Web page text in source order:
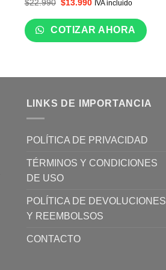
$22.990
original
era:
$22.990.
$13.990
actual
es:
$13.990.
IVA incluido
COTIZAR AHORA
LINKS DE IMPORTANCIA
POLÍTICA DE PRIVACIDAD
TÉRMINOS Y CONDICIONES
DE USO
POLÍTICA DE DEVOLUCIONES
Y REEMBOLSOS
CONTACTO